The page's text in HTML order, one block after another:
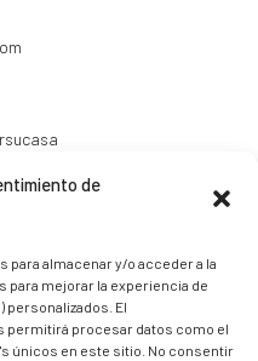
de
almacenar y/o acceder a la
para mejorar la experiencia de
personalizados. El
permitirá procesar datos como el
únicos en este sitio. No consentir